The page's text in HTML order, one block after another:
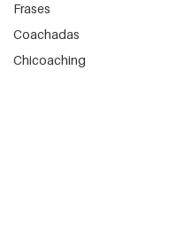
Frases
Coachadas
Chicoaching